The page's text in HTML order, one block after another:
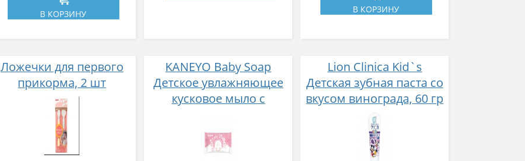
В КОРЗИНУ В КОРЗИНУ
Ложечки для первого
прикорма, 2 шт
KANEYO Baby Soap
Детское увлажняющее
кусковое мыло с
гр
Lion Clinica Kid`s
Детская зубная паста со
вкусом винограда, 60 гр